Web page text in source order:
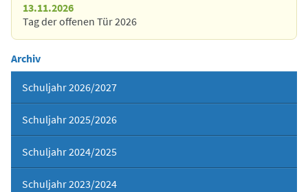
13.11.2026
Tag der offenen Tür 2026
Archiv
Schuljahr 2026/2027
Schuljahr 2025/2026
Schuljahr 2024/2025
Schuljahr 2023/2024